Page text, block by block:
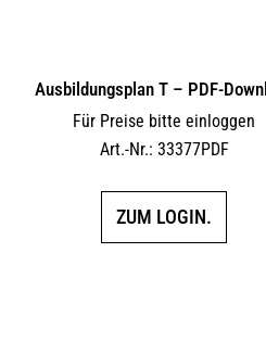
Ausbildungsplan T – PDF-
Für Preise bitte einloggen
Art.-Nr.: 33377PDF
ZUM LOGIN.